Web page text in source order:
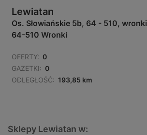
Lewiatan
Os. Słowiańskie 5b, 64 - 510, wronki
64-510 Wronki
OFERTY: 0
GAZETKI: 0
ODLEGŁOŚĆ: 193,85 km
Sklepy Lewiatan w: